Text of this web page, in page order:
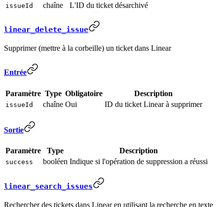
issueId chaîne L'ID du ticket désarchivé
linear_delete_issue
Supprimer (mettre à la corbeille) un ticket dans Linear
Entrée
Paramètre Type Obligatoire Description
issueId chaîne Oui ID du ticket Linear à supprimer
Sortie
Paramètre Type Description
success booléen Indique si l'opération de suppression a réussi
linear_search_issues
Rechercher des tickets dans Linear en utilisant la recherche en texte